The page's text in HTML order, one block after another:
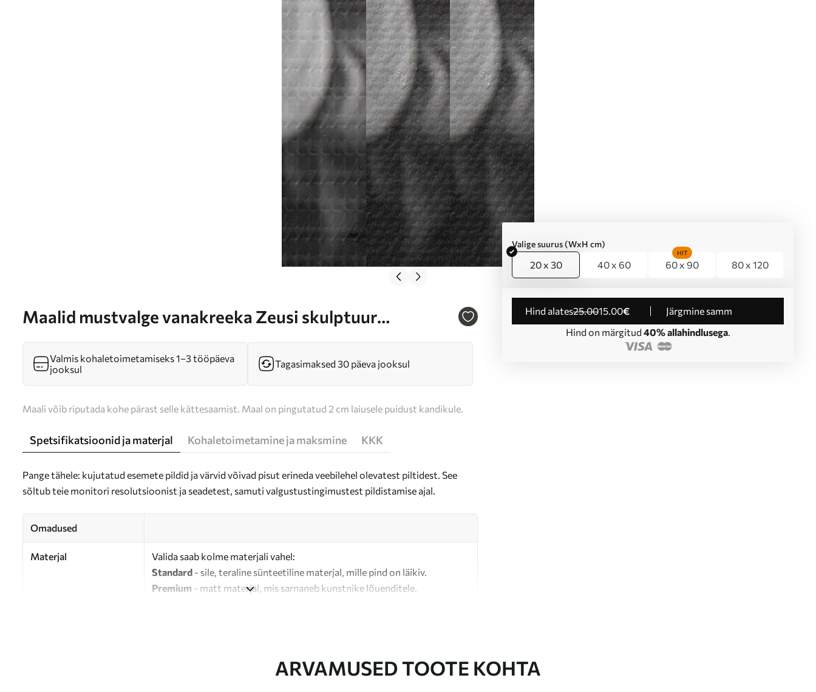
Maalid mustvalge vanakreeka Zeusi skulptuur
Valige suurus (WxH cm)
20 x 30 40 x 60 60 x 90
HIT
80 x 120
Hind alates25.0015.00€
Järgmine samm
Hind on märgitud 40% allahindlusega.
Valmis kohaletoimetamiseks 1–3 tööpäeva
jooksul
Tagasimaksed 30 päeva jooksul
Maali võib riputada kohe pärast selle kättesaamist. Maal on pingutatud 2 cm laiusele puidust kandikule.
Spetsifikatsioonid ja materjal Kohaletoimetamine ja maksmine KKK
Pange tähele: kujutatud esemete pildid ja värvid võivad pisut erineda veebilehel olevatest piltidest. See
sõltub teie monitori resolutsioonist ja seadetest, samuti valgustustingimustest pildistamise ajal.
Omadused
Materjal
Valida saab kolme materjali vahel:
Standard - sile, teraline sünteetiline materjal, mille pind on läikiv.
Premium - matt materjal, mis sarnaneb kunstnike lõuenditele.
ARVAMUSED TOOTE KOHTA